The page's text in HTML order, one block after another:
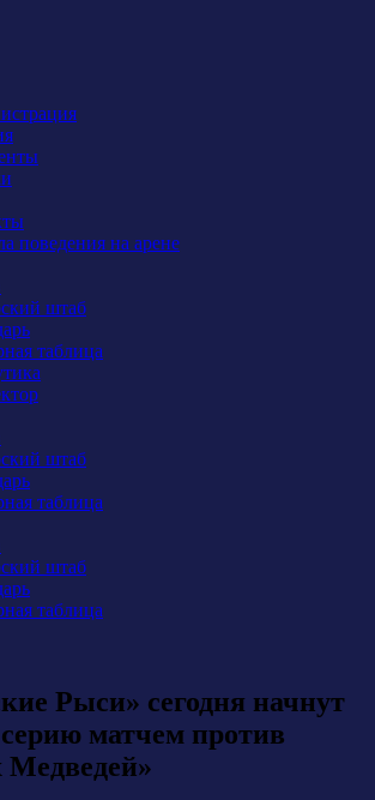
поведения на арене
штаб
таблица
штаб
таблица
штаб
таблица
Рыси» сегодня начнут
матчем против
Медведей»